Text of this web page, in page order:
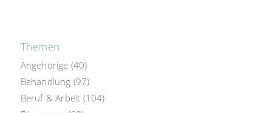
Themen
Angehörige (40)
Behandlung (97)
Beruf & Arbeit (104)